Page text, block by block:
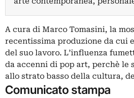
A cura di Marco Tomasini, la
recentissima produzione da cui
del suo lavoro. L’influenza
da accenni di pop art, perchè le
allo strato basso della cultura,
Comunicato stampa